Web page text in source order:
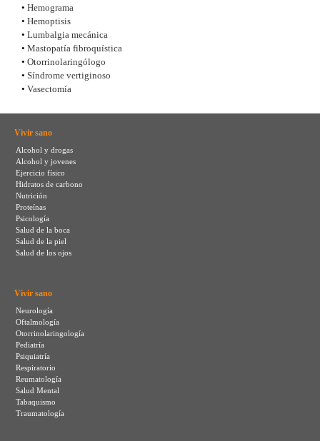
• Hemograma
• Hemoptisis
• Lumbalgia mecánica
• Mastopatía fibroquística
• Otorrinolaringólogo
• Síndrome vertiginoso
• Vasectomía
Vivir sano
Alcohol y drogas
Alcohol y jovenes
Ejercicio físico
Hidratos de carbono
Nutrición
Proteínas
Psicología
Salud de la boca
Salud de la piel
Salud de los ojos
Vivir sano
Neurología
Oftalmología
Otorrinolaringología
Pediatría
Psiquiatría
Respiratorio
Reumatología
Salud Mental
Tabaquismo
Traumatología